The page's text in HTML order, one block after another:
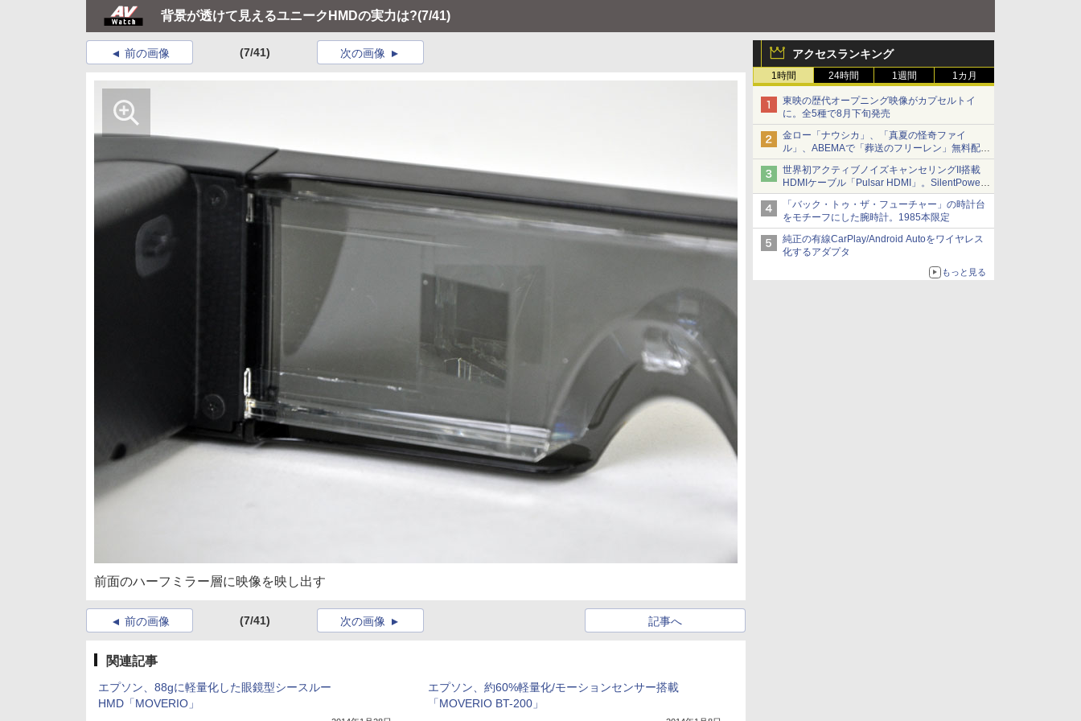
背景が透けて見えるユニークHMDの実力は?(7/41)
アクセスランキング
1時間 24時間 1週間 1カ月
東映の歴代オープニング映像がカプセルトイ
に。全5種で8月下旬発売
金ロー「ナウシカ」、「真夏の怪奇ファイ
ル」、ABEMAで「葬送のフリーレン」無料配信
など。夏の特番・配信情報
世界初アクティブノイズキャンセリングII搭載
HDMIケーブル「Pulsar HDMI」。SilentPower
から
「バック・トゥ・ザ・フューチャー」の時計台
をモチーフにした腕時計。1985本限定
純正の有線CarPlay/Android Autoをワイヤレス
化するアダプタ
もっと見る
前の画像 (7/41) 次の画像
前面のハーフミラー層に映像を映し出す
前の画像 (7/41) 記事へ
次の画像
関連記事
エプソン、88gに軽量化した眼鏡型シースルー
HMD「MOVERIO」
エプソン、約60%軽量化/モーションセンサー搭載
「MOVERIO BT-200」